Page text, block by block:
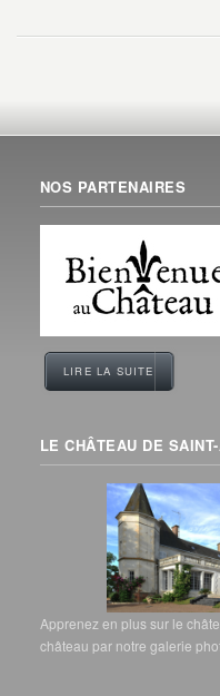
NOS PARTENAIRES
LIRE LA SUITE
LE CHÂTEAU DE
Apprenez en plus sur le
château par notre galerie